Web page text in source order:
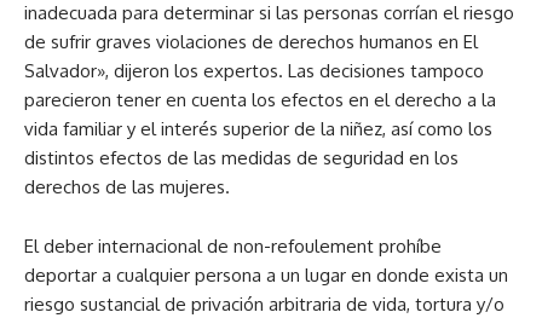
inadecuada para determinar si las personas corrían el riesgo
de sufrir graves violaciones de derechos humanos en El
Salvador», dijeron los expertos. Las decisiones tampoco
parecieron tener en cuenta los efectos en el derecho a la
vida familiar y el interés superior de la niñez, así como los
distintos efectos de las medidas de seguridad en los
derechos de las mujeres.
El deber internacional de non-refoulement prohíbe
deportar a cualquier persona a un lugar en donde exista un
riesgo sustancial de privación arbitraria de vida, tortura y/o